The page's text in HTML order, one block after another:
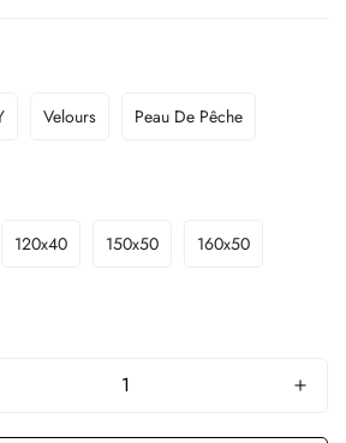
Velours Peau De Pêche
120x40 150x50 160x50